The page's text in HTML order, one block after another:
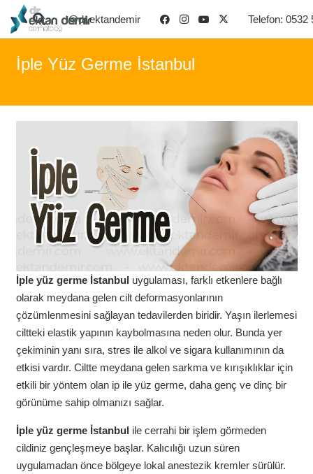
@dr.ektandemir Telefon: 0532
İple Yüz Germe İstanbul
İple yüz germe İstanbul uygulaması, farklı etkenlere bağlı
olarak meydana gelen cilt deformasyonlarının
çözümlenmesini sağlayan tedavilerden biridir. Yaşın ilerlemesi
ciltteki elastik yapının kaybolmasına neden olur. Bunda yer
çekiminin yanı sıra, stres ile alkol ve sigara kullanımının da
etkisi vardır. Ciltte meydana gelen sarkma ve kırışıklıklar için
etkili bir yöntem olan ip ile yüz germe, daha genç ve dinç bir
görünüme sahip olmanızı sağlar.
İple yüz germe İstanbul ile cerrahi bir işlem görmeden
cildiniz gençleşmeye başlar. Kalıcılığı uzun süren
uygulamadan önce bölgeye lokal anestezik kremler sürülür.